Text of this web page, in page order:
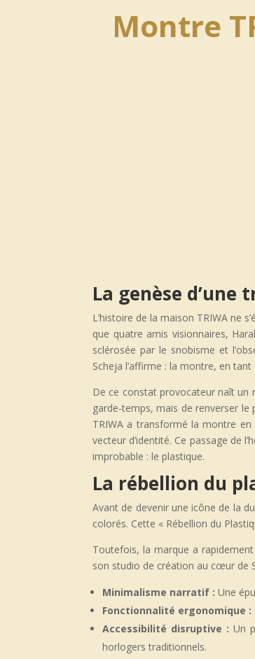
Montre
La genèse
L’histoire de la maison TRIWA ne
que quatre amis visionnaires,
sclérosée par le snobisme et
Scheja l’affirme : la montre, en
De ce constat provocateur naît un
garde-temps, mais de renverser le
TRIWA a transformé la montre
vecteur d’identité. Ce passage de
improbable : le plastique.
La rébellion du
Avant de devenir une icône de la
colorés. Cette « Rébellion du
Toutefois, la marque a
son studio de création au cœur de
Minimalisme narratif : Une
Fonctionnalité ergonomique :
Accessibilité disruptive : Un
horlogers traditionnels.